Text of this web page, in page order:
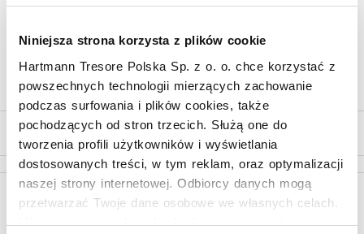
Niniejsza strona korzysta z plików cookie
Hartmann Tresore Polska Sp. z o. o. chce korzystać z
powszechnych technologii mierzących zachowanie
podczas surfowania i plików cookies, także
pochodzących od stron trzecich. Służą one do
tworzenia profili użytkowników i wyświetlania
dostosowanych treści, w tym reklam, oraz optymalizacji
naszej strony internetowej. Odbiorcy danych mogą
przetwarzać Twoje dane osobowe we własnych celach.
Używamy pewnych technologii w oparciu o równowagę
z 64
Wybór właściwego sejfu skonsultuj ze specjalistą
Skorzystaj z bezpłatnej wyceny